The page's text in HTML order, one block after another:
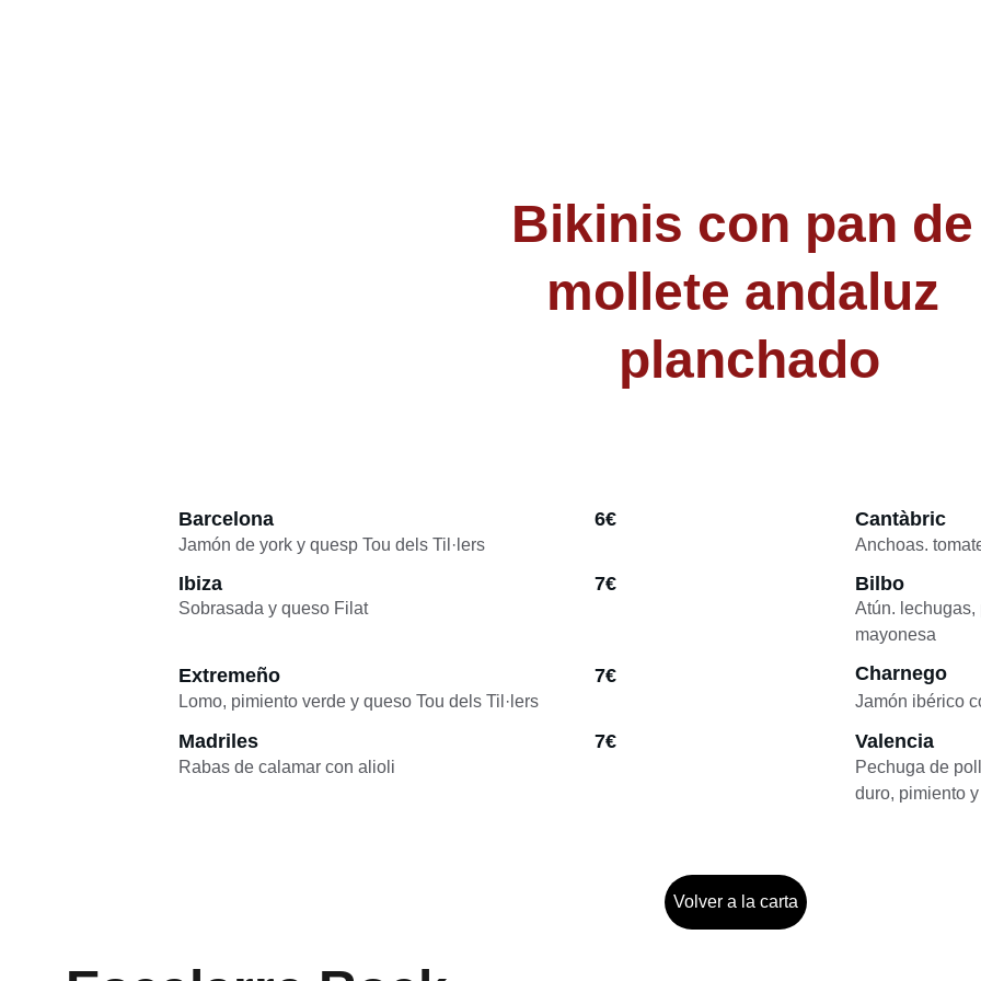
Bikinis con pan de
mollete andaluz
planchado
Barcelona
Jamón de york y quesp Tou dels Til·lers
6€
Ibiza
Sobrasada y queso Filat
7€
Extremeño
Lomo, pimiento verde y queso Tou dels Til·lers
7€
Bilbo
Atún.
mayonesa
Charnego
Jamón ibérico
Cantàbric
Anchoas.
Madriles
Rabas de calamar con alioli
7€ Valencia
Pechuga de
duro, pimiento
Volver a la carta